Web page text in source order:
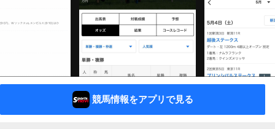
競馬情報をアプリで見る